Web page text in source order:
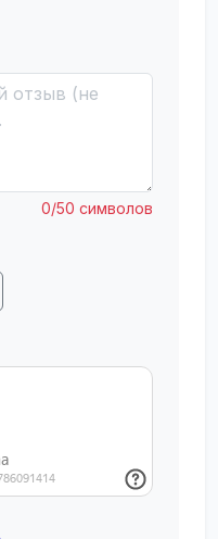
0/50 символов